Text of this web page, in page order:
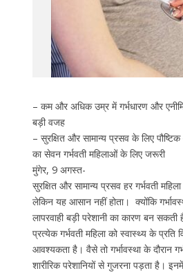
– कम और अधिक उम्र में गर्भधारण और
बड़ी वजह
– सुरक्षित और सामान्य प्रसव के लिए
का सेवन गर्भवती महिलाओं के लिए जरूरी
मुंगेर, 9 अगस्त-
सुरक्षित और सामान्य प्रसव हर गर्भवती
लेकिन यह आसान नहीं होता। क्योंकि
लापरवाही बड़ी परेशानी का कारण बन
प्रत्येक गर्भवती महिला को स्वास्थ्य के प्रति
आवश्यकता है। वैसे तो गर्भावस्था के दौरान
शारीरिक परेशानियों से गुजरना पड़ता है।